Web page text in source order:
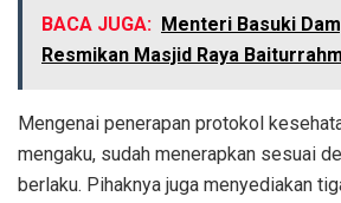
BACA JUGA: Menteri Basuki
Resmikan Masjid Raya
Mengenai penerapan protokol
mengaku, sudah menerapkan sesuai
berlaku. Pihaknya juga menyediakan